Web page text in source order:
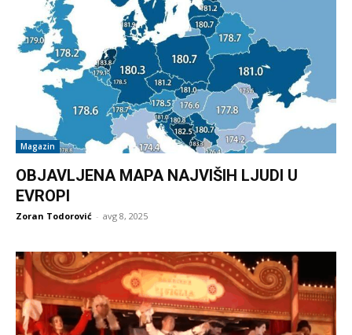
Magazin
OBJAVLJENA MAPA NAJVIŠIH LJUDI U
EVROPI
Zoran Todorović - avg 8, 2025